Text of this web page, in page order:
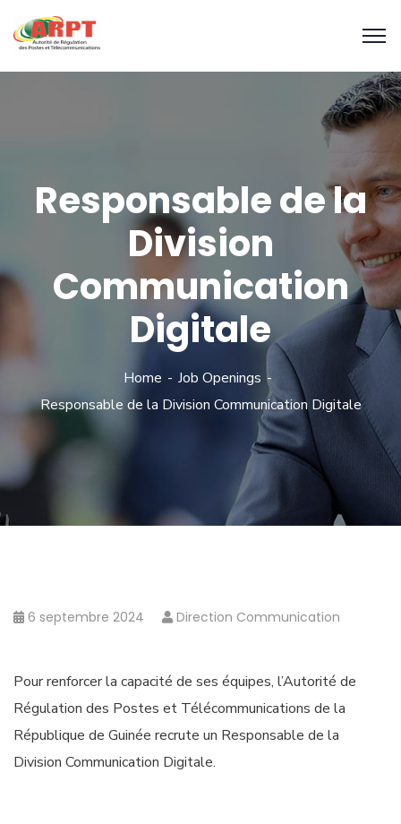
Responsable de la
Division
Communication
Digitale
Home
Job Openings
Responsable de la Division Communication Digitale
6 septembre 2024 Direction Communication
Pour renforcer la capacité de ses équipes, l’Autorité de
Régulation des Postes et Télécommunications de la
République de Guinée recrute un Responsable de la
Division Communication Digitale.